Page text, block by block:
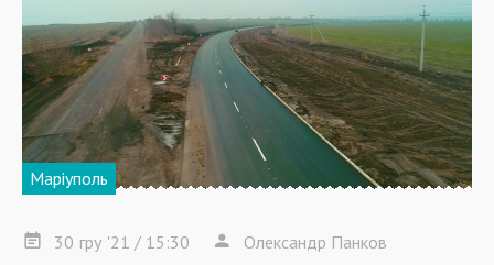
Маріуполь
30 гру '21 / 15:30 Олександр Панков